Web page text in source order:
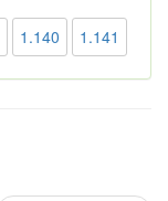
1.140 1.141